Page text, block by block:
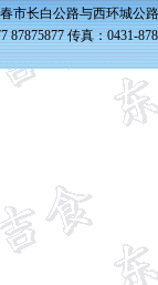
市长白公路与西环城公
87875877 传真：0431-